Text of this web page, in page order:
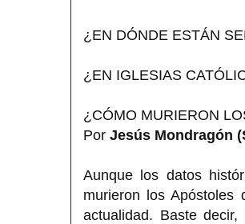
¿EN DÓNDE ESTÁN
¿EN IGLESIAS
¿CÓMO MURIERON
Por Jesús Mondragón
Aunque los datos
murieron los Apóstoles
actualidad. Baste